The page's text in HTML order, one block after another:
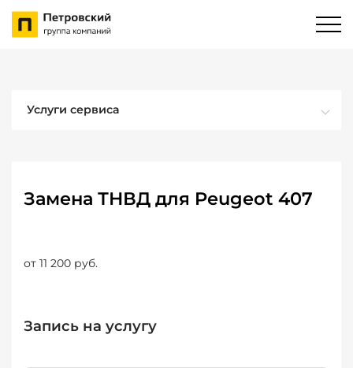
Услуги сервиса
Замена ТНВД для Peugeot 407
от 11 200 руб.
Запись на услугу